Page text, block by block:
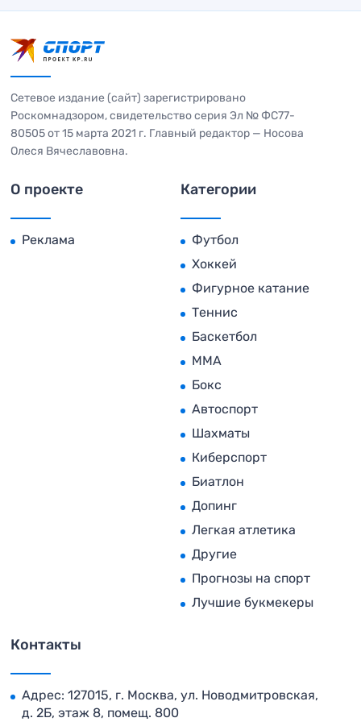
Сетевое издание (сайт) зарегистрировано
Роскомнадзором, свидетельство серия Эл № ФС77-
80505 от 15 марта 2021 г. Главный редактор — Носова
Олеся Вячеславовна.
О проекте
Реклама
Категории
Футбол
Хоккей
Фигурное катание
Теннис
Баскетбол
MMA
Бокс
Автоспорт
Шахматы
Киберспорт
Биатлон
Допинг
Легкая атлетика
Другие
Прогнозы на спорт
Лучшие букмекеры
Контакты
Адрес: 127015, г. Москва, ул. Новодмитровская,
д. 2Б, этаж 8, помещ. 800